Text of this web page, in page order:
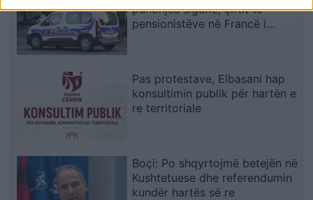
punonjës sigurie, çiftit të
pensionistëve në Francë i
Pas protestave, Elbasani hap
konsultimin publik për hartën e
re territoriale
Boçi: Po shqyrtojmë betejën në
Kushtetuese dhe referendumin
kundër hartës së re